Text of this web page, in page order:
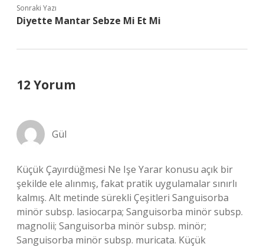
Sonraki Yazı
Diyette Mantar Sebze Mi Et Mi
12 Yorum
Gül
Küçük Çayırdüğmesi Ne Işe Yarar konusu açık bir
şekilde ele alınmış, fakat pratik uygulamalar sınırlı
kalmış. Alt metinde sürekli Çeşitleri Sanguisorba
minör subsp. lasiocarpa; Sanguisorba minör subsp.
magnolii; Sanguisorba minör subsp. minör;
Sanguisorba minör subsp. muricata. Küçük